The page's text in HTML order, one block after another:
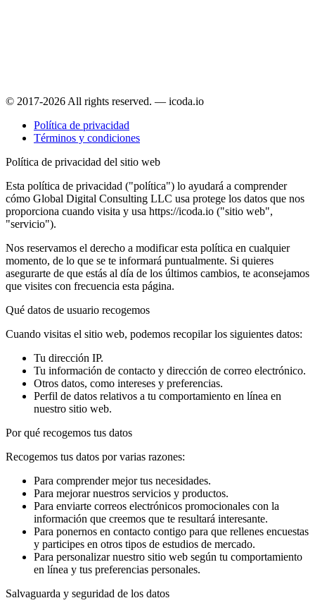
© 2017-2026 All rights reserved. — icoda.io
Política de privacidad
Términos y condiciones
Política de privacidad del sitio web
Esta política de privacidad ("política") lo ayudará a comprender
cómo Global Digital Consulting LLC usa protege los datos que nos
proporciona cuando visita y usa https://icoda.io ("sitio web",
"servicio").
Nos reservamos el derecho a modificar esta política en cualquier
momento, de lo que se te informará puntualmente. Si quieres
asegurarte de que estás al día de los últimos cambios, te aconsejamos
que visites con frecuencia esta página.
Qué datos de usuario recogemos
Cuando visitas el sitio web, podemos recopilar los siguientes datos:
Tu dirección IP.
Tu información de contacto y dirección de correo electrónico.
Otros datos, como intereses y preferencias.
Perfil de datos relativos a tu comportamiento en línea en
nuestro sitio web.
Por qué recogemos tus datos
Recogemos tus datos por varias razones:
Para comprender mejor tus necesidades.
Para mejorar nuestros servicios y productos.
Para enviarte correos electrónicos promocionales con la
información que creemos que te resultará interesante.
Para ponernos en contacto contigo para que rellenes encuestas
y participes en otros tipos de estudios de mercado.
Para personalizar nuestro sitio web según tu comportamiento
en línea y tus preferencias personales.
Salvaguarda y seguridad de los datos